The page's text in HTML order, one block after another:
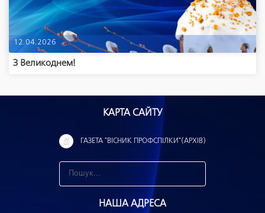
12.04.2026
З Великоднем!
КАРТА САЙТУ
ГАЗЕТА "ВІСНИК ПРОФСПІЛКИ"(АРХІВ)
н
НАША АДРЕСА